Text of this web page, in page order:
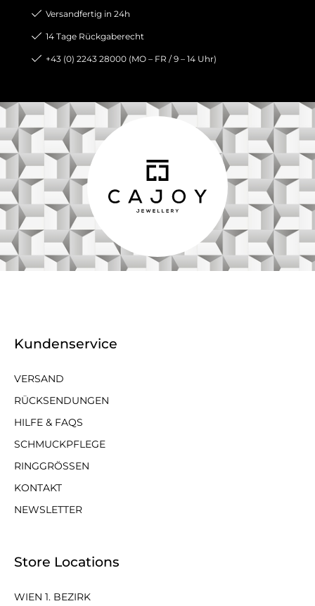
Versandfertig in 24h
14 Tage Rückgaberecht
+43 (0) 2243 28000 (MO – FR / 9 – 14 Uhr)
Kundenservice
VERSAND
RÜCKSENDUNGEN
HILFE & FAQS
SCHMUCKPFLEGE
RINGGRÖSSEN
KONTAKT
NEWSLETTER
Store Locations
WIEN 1. BEZIRK